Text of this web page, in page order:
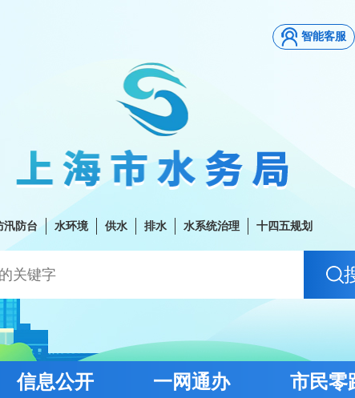
智能客服
汛防台 水环境 供水 排水 水系统治理 十四五规划
信息公开 一网通办 市民零